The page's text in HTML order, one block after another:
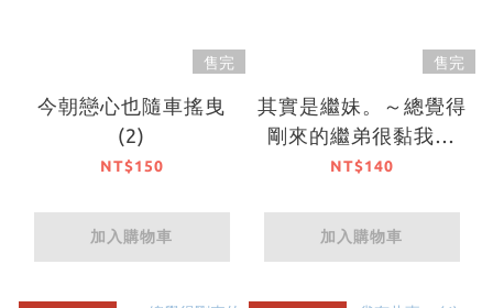
售完
今朝戀心也隨車搖曳
(2)
NT$150
加入購物車
售完
其實是繼妹。～總覺得
剛來的繼弟很黏我～
(3)
NT$140
加入購物車